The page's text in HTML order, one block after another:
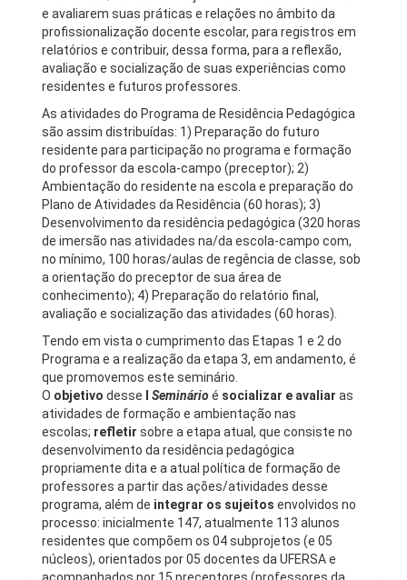
e avaliarem suas práticas e relações no âmbito da
profissionalização docente escolar, para registros em
relatórios e contribuir, dessa forma, para a reflexão,
avaliação e socialização de suas experiências como
residentes e futuros professores.
As atividades do Programa de Residência Pedagógica
são assim distribuídas: 1) Preparação do futuro
residente para participação no programa e formação
do professor da escola-campo (preceptor); 2)
Ambientação do residente na escola e preparação do
Plano de Atividades da Residência (60 horas); 3)
Desenvolvimento da residência pedagógica (320 horas
de imersão nas atividades na/da escola-campo com,
no mínimo, 100 horas/aulas de regência de classe, sob
a orientação do preceptor de sua área de
conhecimento); 4) Preparação do relatório final,
avaliação e socialização das atividades (60 horas).
Tendo em vista o cumprimento das Etapas 1 e 2 do
Programa e a realização da etapa 3, em andamento, é
que promovemos este seminário.
O objetivo desse Seminárioé socializar e avaliar as
atividades de formação e ambientação nas
escolas; refletir sobre a etapa atual, que consiste no
desenvolvimento da residência pedagógica
propriamente dita e a atual política de formação de
professores a partir das ações/atividades desse
programa, além de integrar os sujeitos envolvidos no
processo: inicialmente 147, atualmente 113 alunos
residentes que compõem os 04 subprojetos (e 05
núcleos), orientados por 05 docentes da UFERSA e